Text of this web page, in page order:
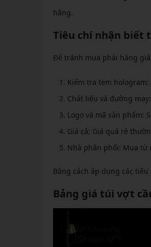
hãng.
Tiêu chí nhận biết
Để tránh mua phải hàng
Kiểm tra tem
Chất liệu và đường
Logo và mã sản phẩm:
Giá cả: Giá quá rẻ
Nhà phân phối: Mua từ
Bằng cách áp dụng các
Bảng giá túi vợt